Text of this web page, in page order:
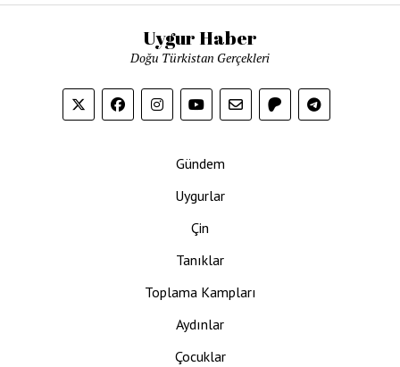
Uygur Haber
Doğu Türkistan Gerçekleri
Gündem
Uygurlar
Çin
Tanıklar
Toplama Kampları
Aydınlar
Çocuklar